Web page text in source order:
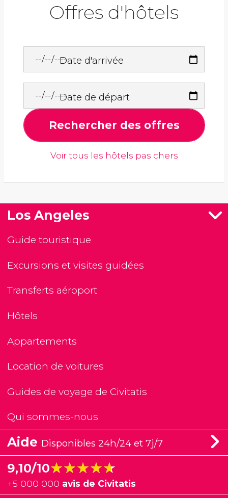
Offres d'hôtels
Date d'arrivée
Date de départ
Rechercher des offres
Voir tous les hôtels pas chers
Los Angeles
Guide touristique
Excursions et visites guidées
Transferts aéroport
Hôtels
Appartements
Location de voitures
Guides de voyage de Civitatis
Qui sommes-nous
Aide Disponibles 24h/24 et 7j/7
9,10/10★★★★★
★★★★★
+5 000 000 avis de Civitatis